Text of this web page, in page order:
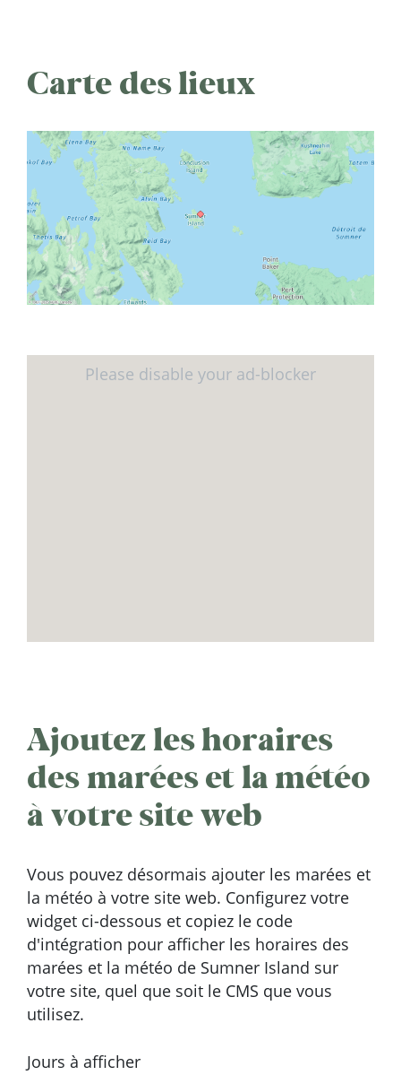
Carte des lieux
Ajoutez les horaires
des marées et la météo
à votre site web
Vous pouvez désormais ajouter les marées et
la météo à votre site web. Configurez votre
widget ci-dessous et copiez le code
d'intégration pour afficher les horaires des
marées et la météo de Sumner Island sur
votre site, quel que soit le CMS que vous
utilisez.
Jours à afficher